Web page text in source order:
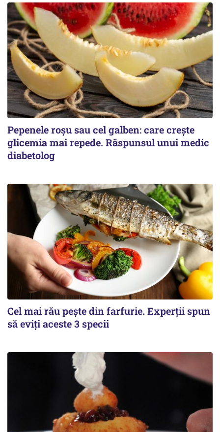
Pepenele roșu sau cel galben: care crește
glicemia mai repede. Răspunsul unui medic
diabetolog
Cel mai rău pește din farfurie. Experții spun
să eviți aceste 3 specii